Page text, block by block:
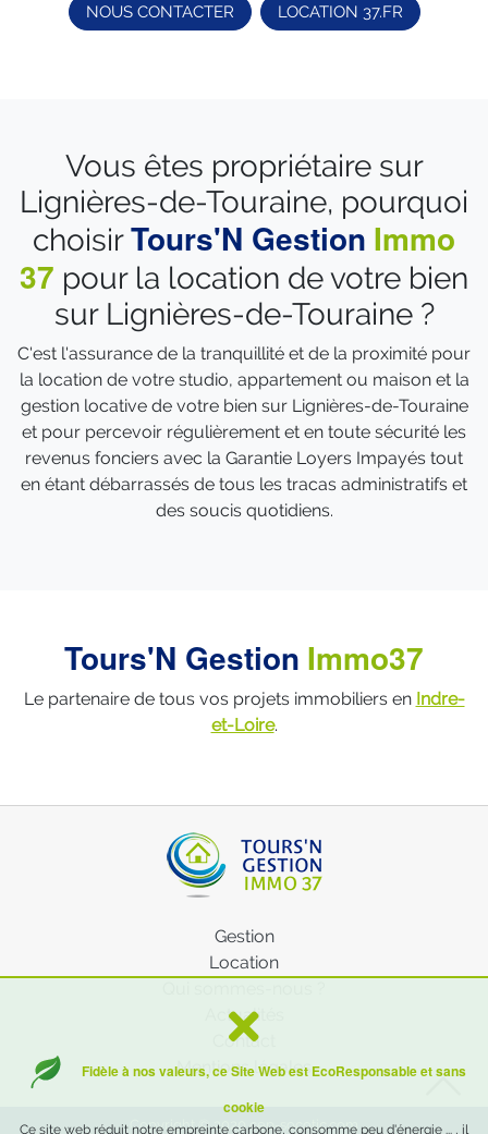
NOUS CONTACTER LOCATION 37.FR
Vous êtes propriétaire sur
Lignières-de-Touraine, pourquoi
choisirTours'N Gestion Immo
37 pour la location de votre bien
sur Lignières-de-Touraine ?
C'est l'assurance de la tranquillité et de la proximité pour
la location de votre studio, appartement ou maison et la
gestion locative de votre bien sur Lignières-de-Touraine
et pour percevoir régulièrement et en toute sécurité les
revenus fonciers avec la Garantie Loyers Impayés tout
en étant débarrassés de tous les tracas administratifs et
des soucis quotidiens.
Tours'N Gestion Immo37
Le partenaire de tous vos projets immobiliers en Indre-
et-Loire.
Fidèle à nos valeurs, ce Site Web est EcoResponsable et sans
cookie
Ce site web réduit notre empreinte carbone, consomme peu d'énergie ... , il
Gestion
Location
Actualités
Contact
Mentions légales
Copyright © 2020cep-socotic.com